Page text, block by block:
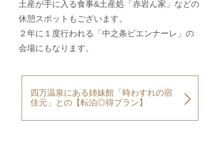
土産が手に入る食事&土産処「赤岩ん家」などの
休憩スポットもございます。
２年に１度行われる「中之条ビエンナーレ」の
会場にもなります。
四万温泉にある姉妹館「時わすれの宿
佳元」との【転泊◎得プラン】